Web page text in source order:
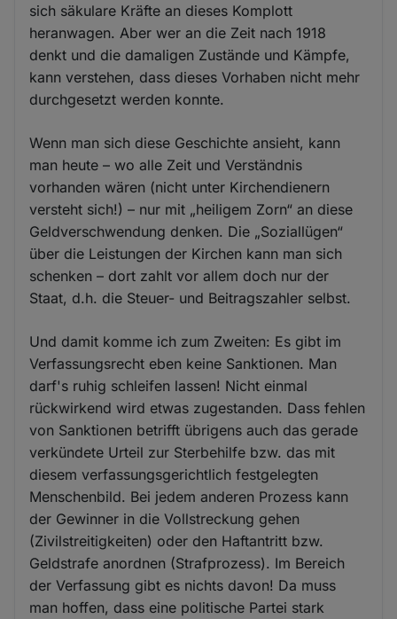
sich säkulare Kräfte an dieses Komplott
heranwagen. Aber wer an die Zeit nach 1918
denkt und die damaligen Zustände und Kämpfe,
kann verstehen, dass dieses Vorhaben nicht mehr
durchgesetzt werden konnte.
Wenn man sich diese Geschichte ansieht, kann
man heute – wo alle Zeit und Verständnis
vorhanden wären (nicht unter Kirchendienern
versteht sich!) – nur mit „heiligem Zorn“ an diese
Geldverschwendung denken. Die „Soziallügen“
über die Leistungen der Kirchen kann man sich
schenken – dort zahlt vor allem doch nur der
Staat, d.h. die Steuer- und Beitragszahler selbst.
Und damit komme ich zum Zweiten: Es gibt im
Verfassungsrecht eben keine Sanktionen. Man
darf's ruhig schleifen lassen! Nicht einmal
rückwirkend wird etwas zugestanden. Dass fehlen
von Sanktionen betrifft übrigens auch das gerade
verkündete Urteil zur Sterbehilfe bzw. das mit
diesem verfassungsgerichtlich festgelegten
Menschenbild. Bei jedem anderen Prozess kann
der Gewinner in die Vollstreckung gehen
(Zivilstreitigkeiten) oder den Haftantritt bzw.
Geldstrafe anordnen (Strafprozess). Im Bereich
der Verfassung gibt es nichts davon! Da muss
man hoffen, dass eine politische Partei stark